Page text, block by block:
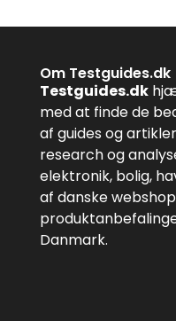
Om Testguides.dk
Testguides.dk
med at finde de
af guides og
research og
elektronik, bolig,
af danske
Danmark.